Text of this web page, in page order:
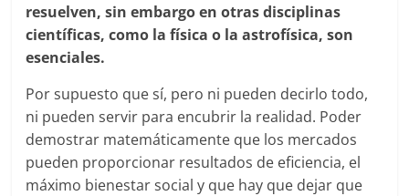
resuelven, sin embargo en otras disciplinas
científicas, como la física o la astrofísica, son
esenciales.
Por supuesto que sí, pero ni pueden decirlo todo,
ni pueden servir para encubrir la realidad. Poder
demostrar matemáticamente que los mercados
pueden proporcionar resultados de eficiencia, el
máximo bienestar social y que hay que dejar que